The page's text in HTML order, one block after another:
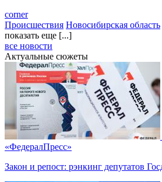
corner
Происшествия Новосибирская область
показать еще [...]
все новости
Актуальные сюжеты
«ФедералПресс»
Закон и репост: рэнкинг депутатов